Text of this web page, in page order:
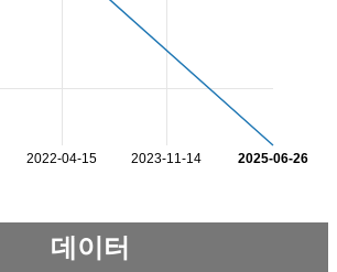
2022-04-15 2023-11-14 2025-06-26
데이터